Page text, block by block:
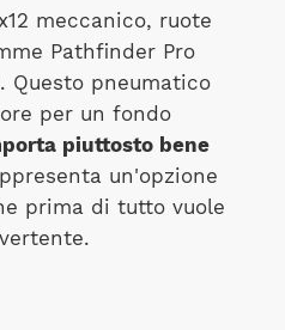
meccanico, ruote
Pathfinder Pro
Questo pneumatico
per un fondo
piuttosto bene
un'opzione
prima di tutto vuole